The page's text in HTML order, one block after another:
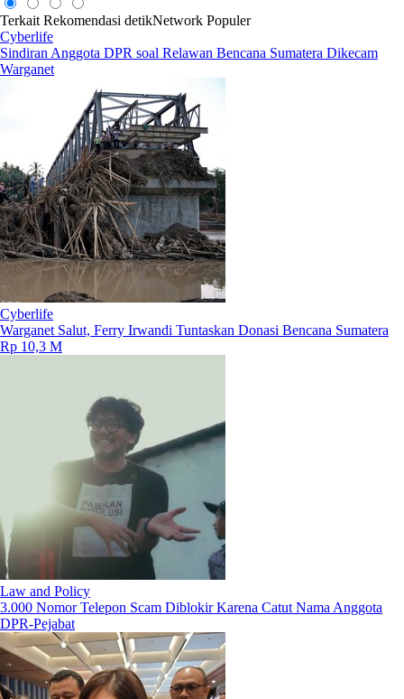
Terkait Rekomendasi detikNetwork Populer
Cyberlife
Sindiran Anggota DPR soal Relawan Bencana Sumatera Dikecam
Warganet
Cyberlife
Warganet Salut, Ferry Irwandi Tuntaskan Donasi Bencana Sumatera
Rp 10,3 M
Law and Policy
3.000 Nomor Telepon Scam Diblokir Karena Catut Nama Anggota
DPR-Pejabat